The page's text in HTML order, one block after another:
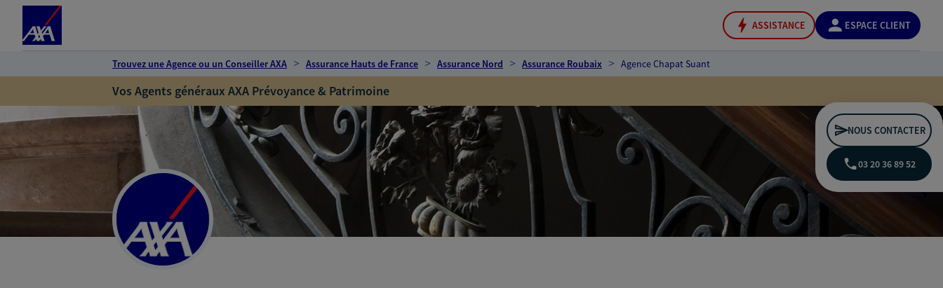
ASSISTANCE ESPACE CLIENT
Trouvez une Agence ou un Conseiller AXA Assurance Hauts de France Assurance Nord Assurance Roubaix Agence Chapat Suant
Vos Agents généraux AXA Prévoyance & Patrimoine
NOUS CONTACTER
03 20 36 89 52